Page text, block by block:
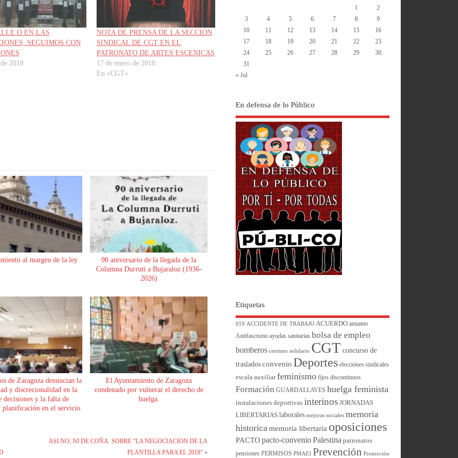
O EN LAS
SEGUIMOS CON
2018
NOTA DE PRENSA DE LA SECCION
SINDICAL DE CGT EN EL
PATRONATO DE ARTES ESCENICAS
17 de enero de 2018
En «CGT»
al margen de la ley
90 aniversario de la llegada de la
Columna Durruti a Bujaraloz (1936-
2026)
de Zaragoza denuncian la
y discrecionalidad en la
decisiones y la falta de
en el servicio.
El Ayuntamiento de Zaragoza
condenado por vulnerar el derecho de
huelga.
ASI NO, NI DE COÑA. SOBRE “LA NEGOCIACION DE LA
PLANTILLA PARA EL 2018” »
1
2
3
4 5 6 7 8
9
10
11 12 13 14 15
16
17
18 19 20 21 22
23
24
25 26 27 28 29
30
31
« Jul
En defensa de lo Público
Etiquetas
010 ACCIDENTE DE TRABAJO ACUERDO amianto
Antifascismo ayudas sanitarias bolsa de empleo
bomberos centimo solidario CGT concurso de
traslados convenio Deportes elecciones sindicales
escala auxiliar feminismo fijos discontinuos
Formación GUARDALLAVES huelga feminista
instalaciones deportivas interinos JORNADAS
LIBERTARIAS laborales mejoras sociales memoria
historica memoria libertaria oposiciones
PACTO pacto-convenio Palestina patronatos
pensiones PERMISOS PMAEI Prevención Promoción